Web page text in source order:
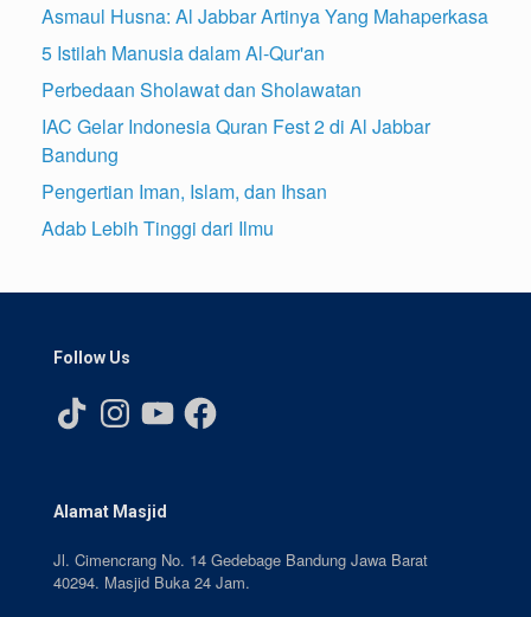
Asmaul Husna: Al Jabbar Artinya Yang Mahaperkasa
5 Istilah Manusia dalam Al-Qur'an
Perbedaan Sholawat dan Sholawatan
IAC Gelar Indonesia Quran Fest 2 di Al Jabbar
Bandung
Pengertian Iman, Islam, dan Ihsan
Adab Lebih Tinggi dari Ilmu
Follow Us
TikTok InstagramYouTubeFacebook
Alamat Masjid
Jl. Cimencrang No. 14 Gedebage Bandung Jawa Barat
40294. Masjid Buka 24 Jam.